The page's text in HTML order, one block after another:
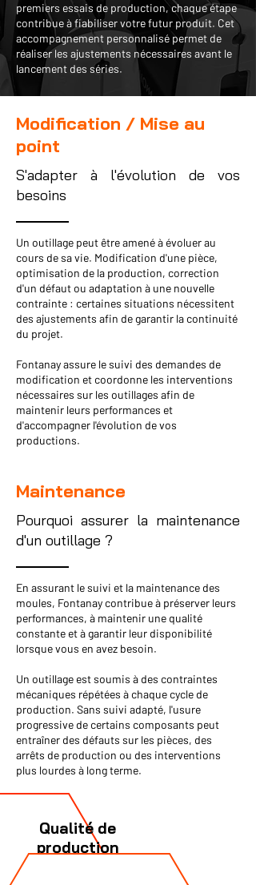
premiers essais de production, chaque étape
contribue à fiabiliser votre futur produit. Cet
accompagnement personnalisé permet de
réaliser les ajustements nécessaires avant le
lancement des séries.
Modification / Mise au
point
S'adapter à l'évolution de vos
besoins
Un outillage peut être amené à évoluer au
cours de sa vie. Modification d'une pièce,
optimisation de la production, correction
d'un défaut ou adaptation à une nouvelle
contrainte : certaines situations nécessitent
des ajustements afin de garantir la continuité
du projet.
Fontanay assure le suivi des demandes de
modification et coordonne les interventions
nécessaires sur les outillages afin de
maintenir leurs performances et
d'accompagner l'évolution de vos
productions.
Maintenance
Pourquoi assurer la maintenance
d'un outillage ?
En assurant le suivi et la maintenance des
moules, Fontanay contribue à préserver leurs
performances, à maintenir une qualité
constante et à garantir leur disponibilité
lorsque vous en avez besoin.
Un outillage est soumis à des contraintes
mécaniques répétées à chaque cycle de
production. Sans suivi adapté, l'usure
progressive de certains composants peut
entraîner des défauts sur les pièces, des
arrêts de production ou des interventions
plus lourdes à long terme.
Qualité de
production